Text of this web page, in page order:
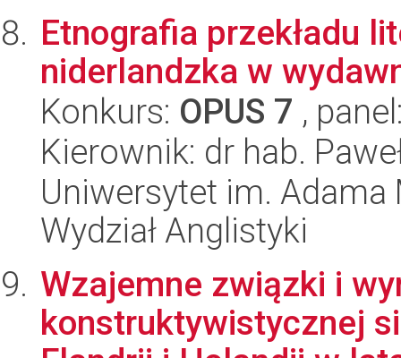
Etnografia przekładu
niderlandzka w
Konkurs: OPUS 7 ,
Kierownik: dr hab.
Uniwersytet im.
Wydział Anglistyki
Wzajemne związki i
konstruktywistycznej